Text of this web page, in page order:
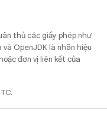
thủ các giấy phép như
và OpenJDK là nhãn hiệu
đơn vị liên kết của